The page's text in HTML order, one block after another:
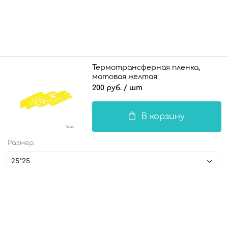
Термотрансферная пленка,
матовая желтая
200 руб. / шт
В корзину
Размер:
25*25